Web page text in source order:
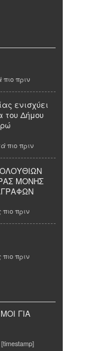
πιο πριν
ενισχύει
του Δήμου
πιο πριν
ΜΟΝΗΣ
πιο πριν
πιο πριν
ΓΙΑ